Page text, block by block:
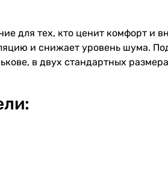
для тех, кто ценит комфорт и
и снижает уровень шума.
в двух стандартных